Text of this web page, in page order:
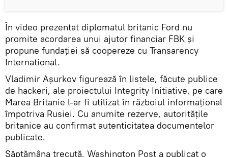
În video prezentat diplomatul britanic Ford nu
promite acordarea unui ajutor financiar FBK și
propune fundației să coopereze cu Transarency
International.
Vladimir Așurkov figurează în listele, făcute publice
de hackeri, ale proiectului Integrity Initiative, pe care
Marea Britanie l-ar fi utilizat în războiul informațional
împotriva Rusiei. Cu anumite rezerve, autoritățile
britanice au confirmat autenticitatea documentelor
publicate.
Săptămâna trecută, Washington Post a publicat o